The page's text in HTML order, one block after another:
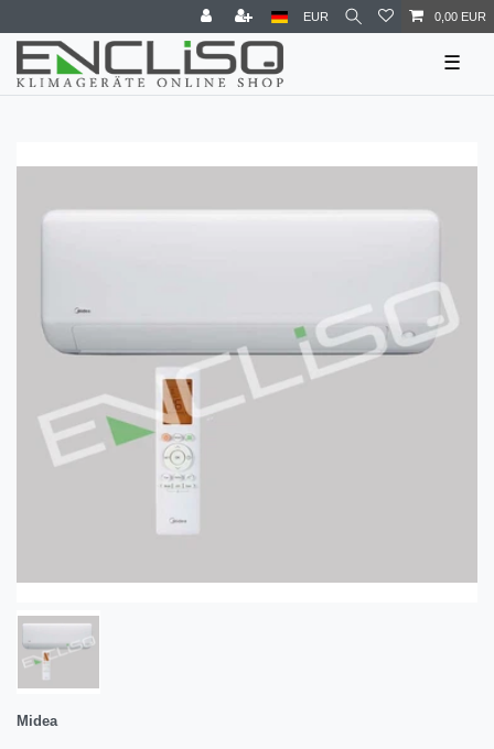
EUR 0,00 EUR
☰
Midea